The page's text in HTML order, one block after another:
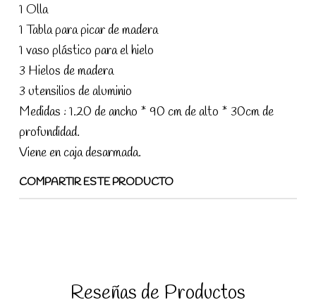
1 Olla
1 Tabla para picar de madera
1 vaso plástico para el hielo
3 Hielos de madera
3 utensilios de aluminio
Medidas : 1.20 de ancho * 90 cm de alto * 30cm de
profundidad.
Viene en caja desarmada.
COMPARTIR ESTE PRODUCTO
Reseñas de Productos